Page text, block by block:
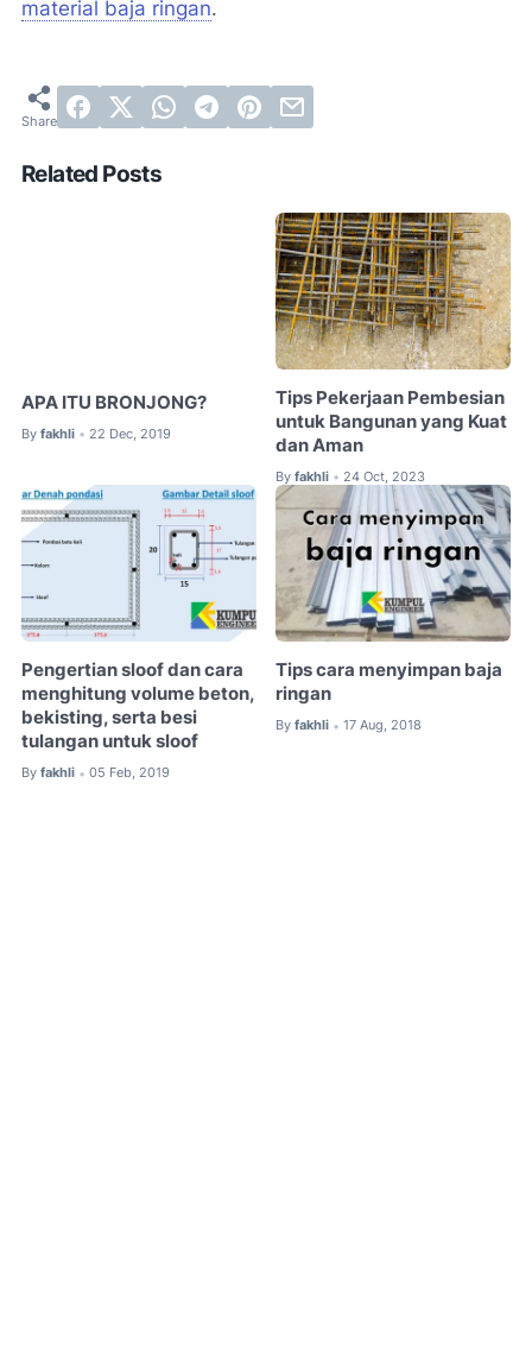
material baja ringan.
Related Posts
APA ITU BRONJONG?
By fakhli • 22 Dec, 2019
Tips Pekerjaan Pembesian
untuk Bangunan yang Kuat
dan Aman
By fakhli • 24 Oct, 2023
Pengertian sloof dan cara
menghitung volume beton,
bekisting, serta besi
tulangan untuk sloof
By fakhli • 05 Feb, 2019
Tips cara menyimpan baja
ringan
By fakhli • 17 Aug, 2018